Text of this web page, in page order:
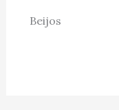
Beijos